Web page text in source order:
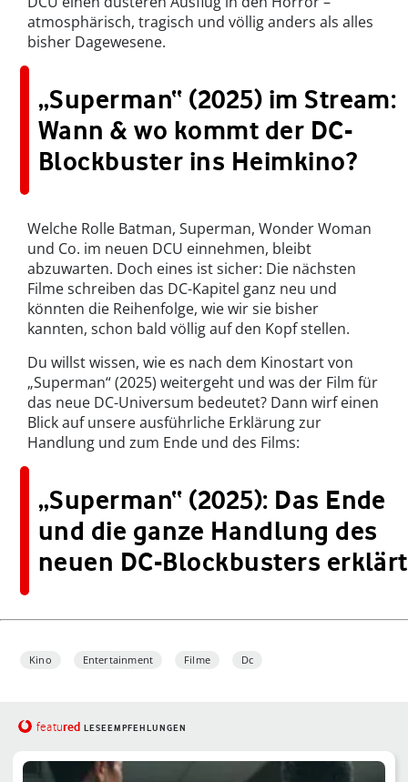
atmosphärisch, tragisch und völlig anders als alles
bisher Dagewesene.
„Superman“ (2025) im Stream:
Wann & wo kommt der DC-
Blockbuster ins Heimkino?
Welche Rolle Batman, Superman, Wonder Woman
und Co. im neuen DCU einnehmen, bleibt
abzuwarten. Doch eines ist sicher: Die nächsten
Filme schreiben das DC-Kapitel ganz neu und
könnten die Reihenfolge, wie wir sie bisher
kannten, schon bald völlig auf den Kopf stellen.
Du willst wissen, wie es nach dem Kinostart von
„Superman“ (2025) weitergeht und was der Film für
das neue DC-Universum bedeutet? Dann wirf einen
Blick auf unsere ausführliche Erklärung zur
Handlung und zum Ende und des Films:
„Superman“ (2025): Das Ende
und die ganze Handlung des
neuen DC-Blockbusters erklärt
Kino Entertainment Filme Dc
featured LESEEMPFEHLUNGEN